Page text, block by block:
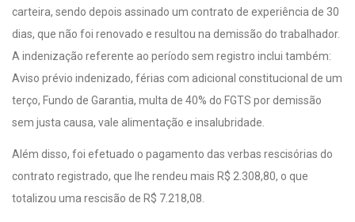
carteira, sendo depois assinado um contrato de experiência de 30
dias, que não foi renovado e resultou na demissão do trabalhador.
A indenização referente ao período sem registro inclui também:
Aviso prévio indenizado, férias com adicional constitucional de um
terço, Fundo de Garantia, multa de 40% do FGTS por demissão
sem justa causa, vale alimentação e insalubridade.
Além disso, foi efetuado o pagamento das verbas rescisórias do
contrato registrado, que lhe rendeu mais R$ 2.308,80, o que
totalizou uma rescisão de R$ 7.218,08.